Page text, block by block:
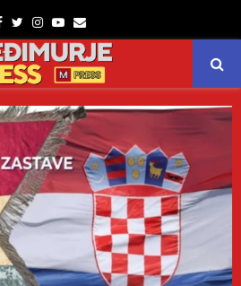
Facebook
TwitterInstagram
Youtube
Email